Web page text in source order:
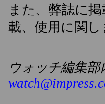
また、弊誌に
載、使用に関
ウォッチ編集部